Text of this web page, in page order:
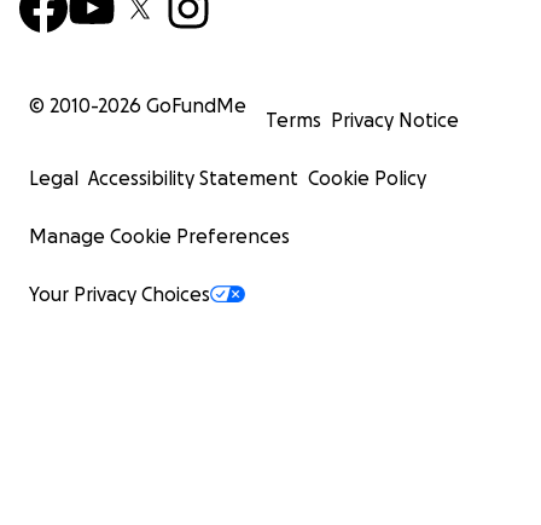
© 2010-2026 GoFundMe
Terms Privacy Notice
Legal Accessibility Statement Cookie Policy
Manage Cookie Preferences
Your Privacy Choices